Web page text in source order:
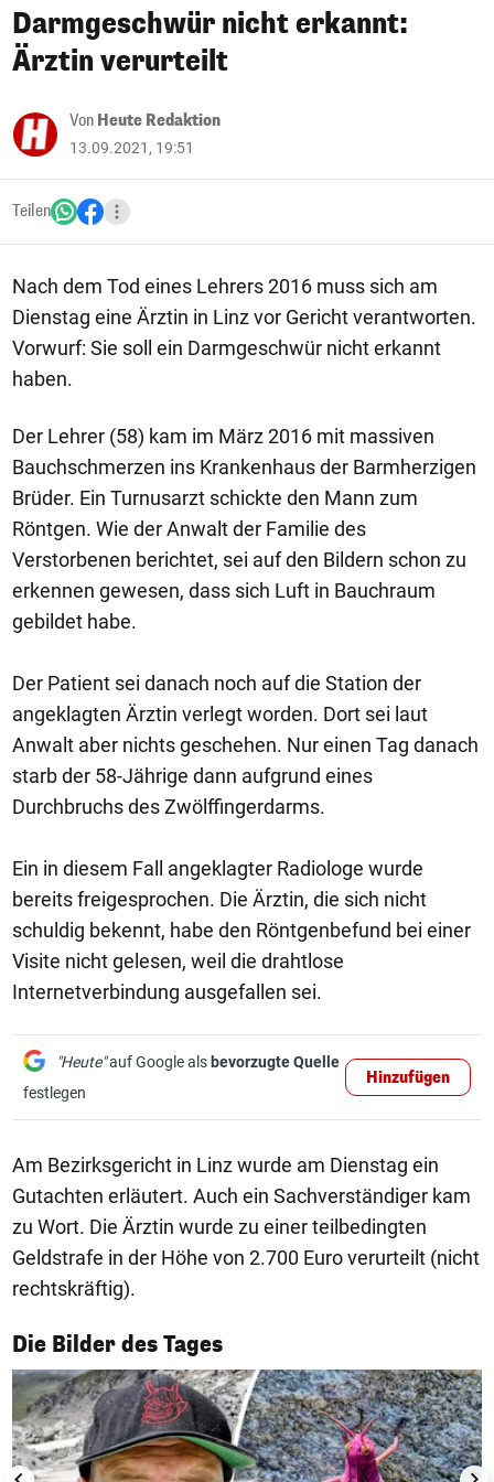
Darmgeschwür nicht erkannt:
Ärztin verurteilt
Von Heute Redaktion
13.09.2021, 19:51
Teilen
Nach dem Tod eines Lehrers 2016 muss sich am
Dienstag eine Ärztin in Linz vor Gericht verantworten.
Vorwurf: Sie soll ein Darmgeschwür nicht erkannt
haben.
Der Lehrer (58) kam im März 2016 mit massiven
Bauchschmerzen ins Krankenhaus der Barmherzigen
Brüder. Ein Turnusarzt schickte den Mann zum
Röntgen. Wie der Anwalt der Familie des
Verstorbenen berichtet, sei auf den Bildern schon zu
erkennen gewesen, dass sich Luft in Bauchraum
gebildet habe.
Der Patient sei danach noch auf die Station der
angeklagten Ärztin verlegt worden. Dort sei laut
Anwalt aber nichts geschehen. Nur einen Tag danach
starb der 58-Jährige dann aufgrund eines
Durchbruchs des Zwölffingerdarms.
Ein in diesem Fall angeklagter Radiologe wurde
bereits freigesprochen. Die Ärztin, die sich nicht
schuldig bekennt, habe den Röntgenbefund bei einer
Visite nicht gelesen, weil die drahtlose
Internetverbindung ausgefallen sei.
"Heute"auf Google als bevorzugte Quelle
festlegen
Hinzufügen
Am Bezirksgericht in Linz wurde am Dienstag ein
Gutachten erläutert. Auch ein Sachverständiger kam
zu Wort. Die Ärztin wurde zu einer teilbedingten
Geldstrafe in der Höhe von 2.700 Euro verurteilt (nicht
rechtskräftig).
Die Bilder des Tages
1/50